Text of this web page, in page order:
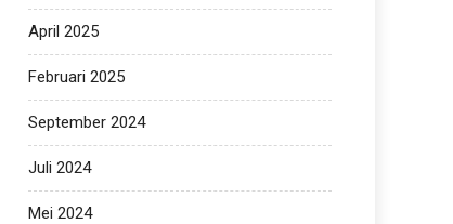
April 2025
Februari 2025
September 2024
Juli 2024
Mei 2024